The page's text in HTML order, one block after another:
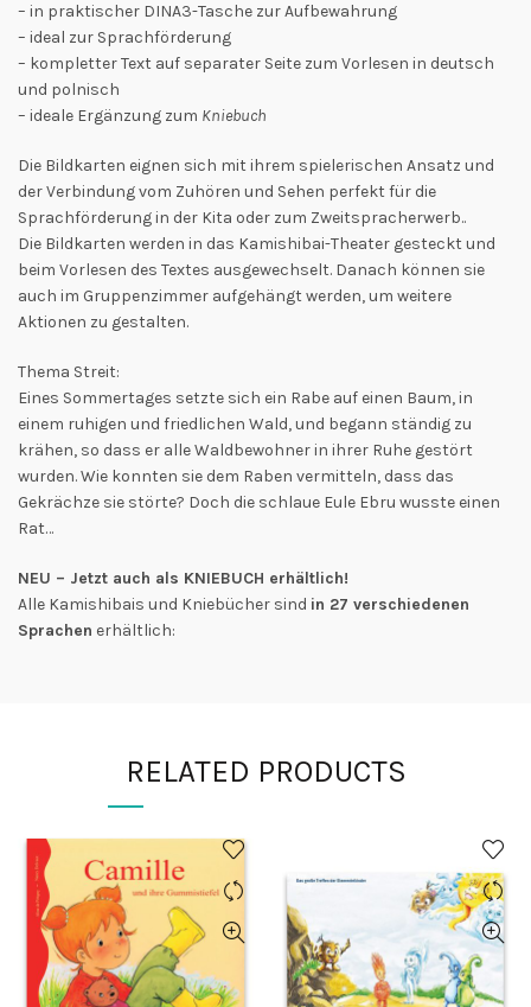
– in praktischer DINA3-Tasche zur Aufbewahrung
– ideal zur Sprachförderung
– kompletter Text auf separater Seite zum Vorlesen in deutsch
und polnisch
– ideale Ergänzung zum Kniebuch
Die Bildkarten eignen sich mit ihrem spielerischen Ansatz und
der Verbindung vom Zuhören und Sehen perfekt für die
Sprachförderung in der Kita oder zum Zweitspracherwerb..
Die Bildkarten werden in das Kamishibai-Theater gesteckt und
beim Vorlesen des Textes ausgewechselt. Danach können sie
auch im Gruppenzimmer aufgehängt werden, um weitere
Aktionen zu gestalten.
Thema Streit:
Eines Sommertages setzte sich ein Rabe auf einen Baum, in
einem ruhigen und friedlichen Wald, und begann ständig zu
krähen, so dass er alle Waldbewohner in ihrer Ruhe gestört
wurden. Wie konnten sie dem Raben vermitteln, dass das
Gekrächze sie störte? Doch die schlaue Eule Ebru wusste einen
Rat…
NEU – Jetzt auch als KNIEBUCH erhältlich!
Alle Kamishibais und Kniebücher sind in 27 verschiedenen
Sprachen erhältlich:
RELATED PRODUCTS